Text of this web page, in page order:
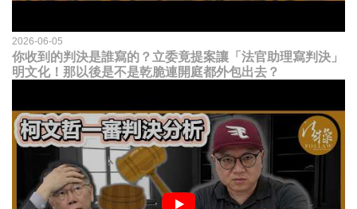
2026-06-05
你收到的判決是誰寫的？立委竟提案讓「法官助理寫判決」
明文化！那以後是不是乾脆連開庭都外包出去？